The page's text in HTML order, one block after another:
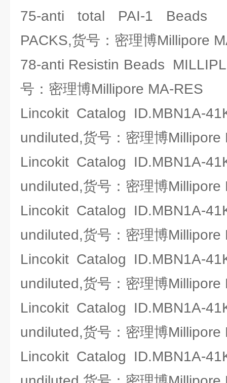
75-anti total PAI-1 Beads
PACKS,货号：密理博Millipore
78-anti Resistin Beads
号：密理博Millipore MA-RES
Lincokit Catalog ID.MBN1A-
undiluted,货号：密理博Millipore
Lincokit Catalog ID.MBN1A-
undiluted,货号：密理博Millipore
Lincokit Catalog ID.MBN1A-
undiluted,货号：密理博Millipore
Lincokit Catalog ID.MBN1A-
undiluted,货号：密理博Millipore
Lincokit Catalog ID.MBN1A-
undiluted,货号：密理博Millipore
Lincokit Catalog ID.MBN1A-